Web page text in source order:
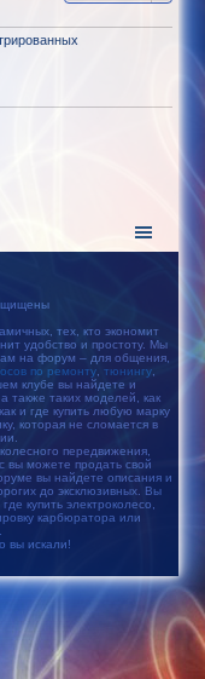
тех, кто экономит
удобство и простоту. Мы
на форум – для общения,
по ремонту тюнингу
клубе вы найдете и
также таких моделей, как
и где купить любую марку
которая не сломается в
передвижения,
вы можете продать свой
вы найдете описания и
до эксклюзивных. Вы
купить электроколесо,
карбюратора или
вы искали!